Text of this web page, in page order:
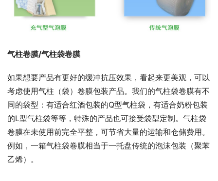
气柱卷膜/气柱袋卷膜
如果想要产品有更好的缓冲抗压效果，看起来更美观，可以
考虑使用气柱（袋）卷膜包装产品。我们的气柱袋卷膜有不
同的袋型：有适合红酒包装的Q型气柱袋，有适合奶粉包装
的L型气柱袋等等，特殊的产品也可接受袋型定制。气柱袋
卷膜在未使用前完全平整，可节省大量的运输和仓储费用。
例如，一箱气柱袋卷膜相当于一托盘传统的泡沫包装（聚苯
乙烯）。